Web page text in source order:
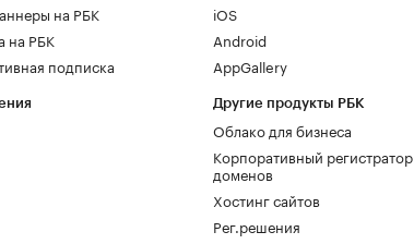
на РБК
на РБК
подписка
iOS
Android
AppGallery
Другие продукты РБК
Облако для бизнеса
Корпоративный регистратор
доменов
Хостинг сайтов
Рег.решения